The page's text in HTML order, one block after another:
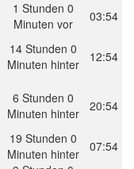
1 Stunden 0
Minuten vor
03:54
14 Stunden 0
Minuten hinter
12:54
6 Stunden 0
Minuten hinter
20:54
19 Stunden 0
Minuten hinter
07:54